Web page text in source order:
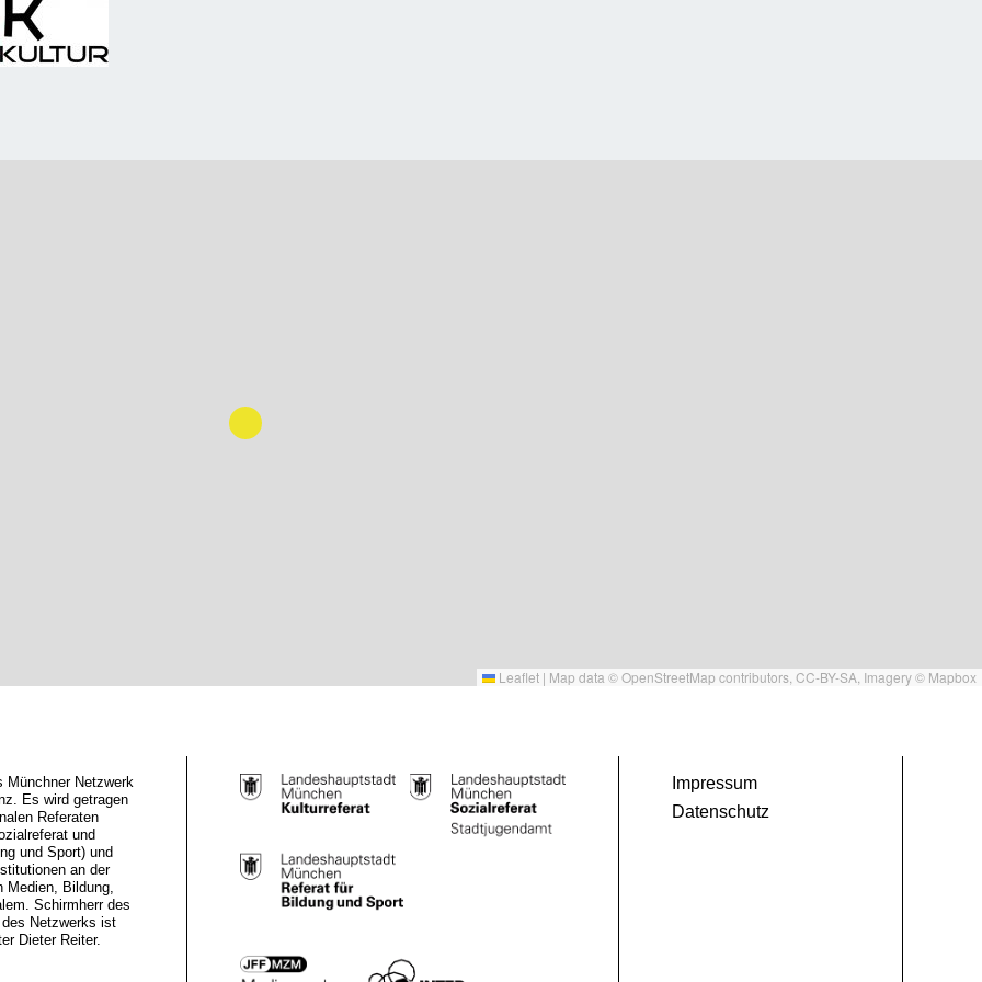
Leaflet | Map data ©OpenStreetMap contributors, CC-BY-SA , Imagery © Mapbox
Netzwerk
Es wird getragen
Referaten
und
und Sport) und
an der
Bildung,
Schirmherr des
Netzwerks ist
Dieter Reiter.
Impressum
Datenschutz